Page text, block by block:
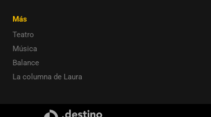
Más
Teatro
Música
Balance
La columna de Laura